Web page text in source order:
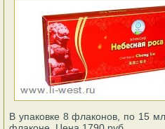
В упаковке 8 флаконов, по 15